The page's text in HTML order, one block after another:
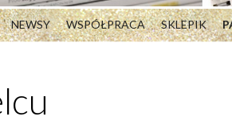
NEWSY WSPÓŁPRACA SKLEPIK